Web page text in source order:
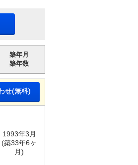
築年月
築年数
せ(無料)
1993年3月
(築33年6ヶ
月)